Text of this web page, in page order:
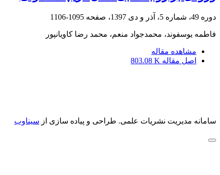
دوره 49، شماره 5، آذر و دی 1397، صفحه 1095-1106
فاطمه یوسفوند، محمدجواد منعم، محمد رضا کاویانپور
مشاهده مقاله
اصل مقاله 803.08 K
سامانه مدیریت نشریات علمی. طراحی و پیاده سازی از سیناوب